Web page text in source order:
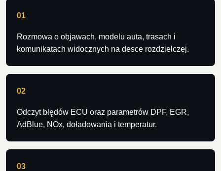
01
Rozmowa o objawach, modelu auta, trasach i
komunikatach widocznych na desce rozdzielczej.
02
Odczyt błędów ECU oraz parametrów DPF, EGR,
AdBlue, NOx, doładowania i temperatur.
03